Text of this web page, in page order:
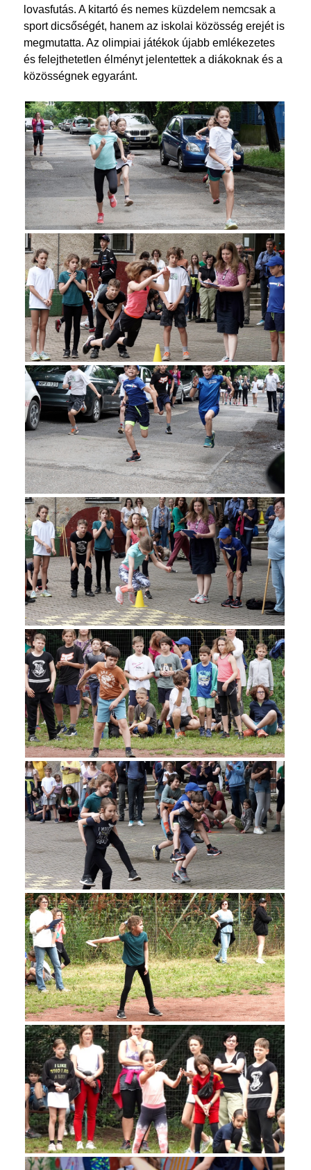
lovasfutás. A kitartó és nemes küzdelem nemcsak a
sport dicsőségét, hanem az iskolai közösség erejét is
megmutatta. Az olimpiai játékok újabb emlékezetes
és felejthetetlen élményt jelentettek a diákoknak és a
közösségnek egyaránt.